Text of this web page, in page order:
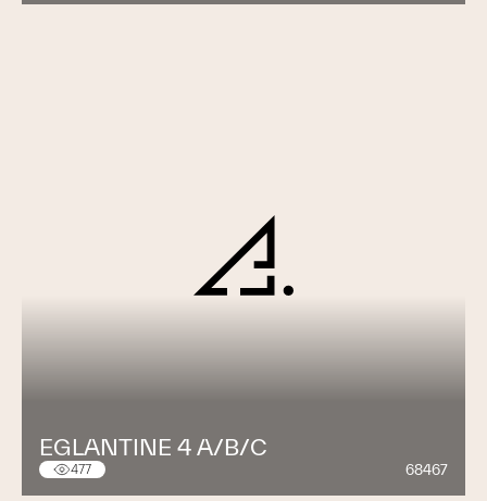
EGLANTINE 4 A/B/C
477 68467